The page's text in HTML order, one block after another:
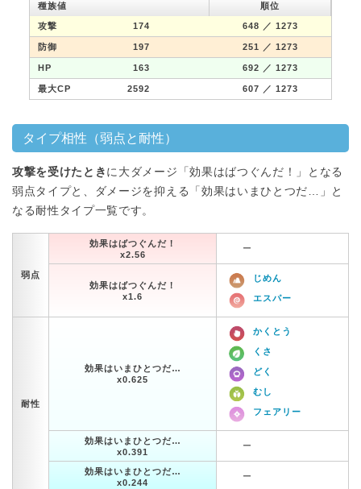
種族値 順位
攻撃 174 648 ／ 1273
防御 197 251 ／ 1273
HP 163 692 ／ 1273
最大CP 2592 607 ／ 1273
タイプ相性（弱点と耐性）
攻撃を受けたとき に大ダメージ「効果はばつぐんだ！」となる
弱点タイプと、ダメージを抑える「効果はいまひとつだ…」と
なる耐性タイプ一覧です。
弱点
効果はばつぐんだ！
x2.56
ー
効果はばつぐんだ！
x1.6
じめん
エスパー
耐性
効果はいまひとつだ…
x0.625
かくとう
くさ
どく
むし
フェアリー
効果はいまひとつだ…
x0.391
ー
効果はいまひとつだ…
x0.244
ー